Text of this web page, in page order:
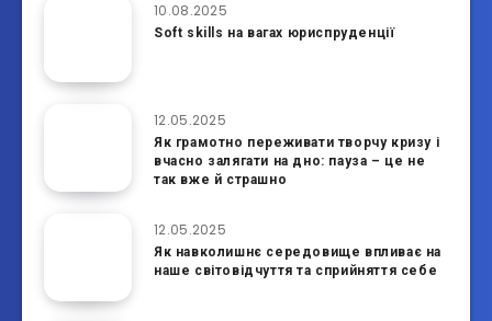
10.08.2025
Soft skills на вагах юриспруденції
12.05.2025
Як грамотно переживати творчу кризу і
вчасно залягати на дно: пауза – це не
так вже й страшно
12.05.2025
Як навколишнє середовище впливає на
наше світовідчуття та сприйняття себе